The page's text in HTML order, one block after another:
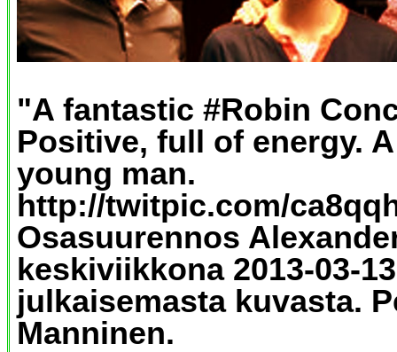
"A fantastic #Robin
Positive, full of energy.
young man.
http://twitpic.com/
Osasuurennos
keskiviikkona 2013-03-13
julkaisemasta kuvasta.
Manninen.